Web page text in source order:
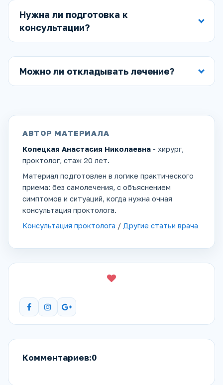
Нужна ли подготовка к
консультации?
Можно ли откладывать лечение?
АВТОР МАТЕРИАЛА
Копецкая Анастасия Николаевна - хирург,
проктолог, стаж 20 лет.
Материал подготовлен в логике практического
приема: без самолечения, с объяснением
симптомов и ситуаций, когда нужна очная
консультация проктолога.
Консультация проктолога / Другие статьи врача
Комментариев:0